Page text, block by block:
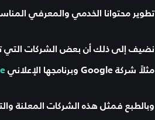
تطوير محتوانا الخدمي والمعرفي
نضيف إلى ذلك أن بعض الشركات
مثلاً شركة Google وبرنامجها الإعلاني
وبالطبع فمثل هذه الشركات المعلنة